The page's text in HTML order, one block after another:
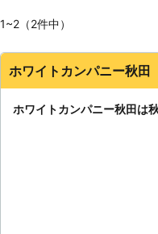
1~2（2件中）
ホワイトカンパニー秋田
ホワイトカンパニー秋田は